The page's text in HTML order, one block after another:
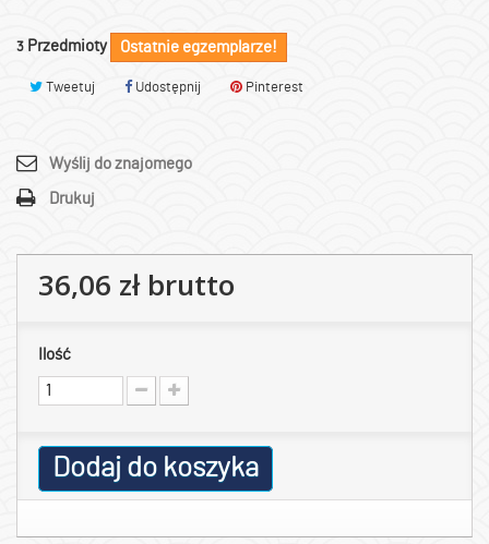
3 Przedmioty Ostatnie egzemplarze!
Tweetuj Udostępnij Pinterest
Wyślij do znajomego
Drukuj
36,06 złbrutto
Ilość
Dodaj do koszyka